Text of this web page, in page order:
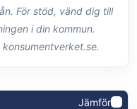
För stöd, vänd dig till
i din kommun.
Jämför